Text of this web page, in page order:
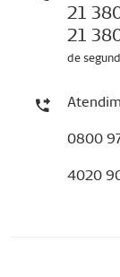
21
21
de
0800
4020